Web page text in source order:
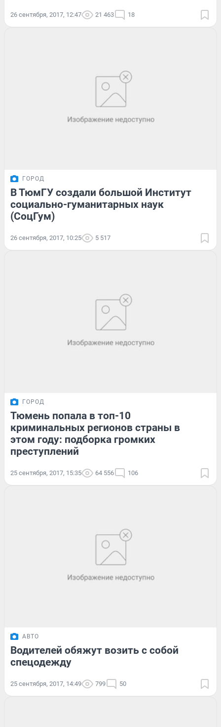
26 сентября, 2017, 12:47 21 463 18
ГОРОД
В ТюмГУ создали большой Институт
социально-гуманитарных наук
(СоцГум)
26 сентября, 2017, 10:25 5 517
ГОРОД
Тюмень попала в топ-10
криминальных регионов страны в
этом году: подборка громких
преступлений
25 сентября, 2017, 15:35 64 556 106
АВТО
Водителей обяжут возить с собой
спецодежду
25 сентября, 2017, 14:49 799 50